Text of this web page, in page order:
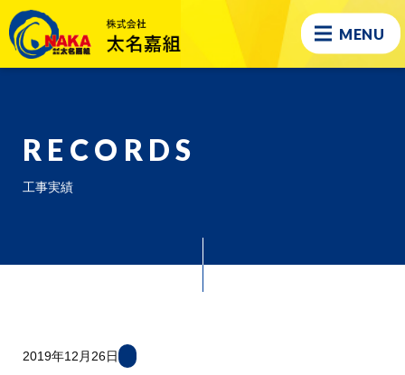
MENU
RECORDS
工事実績
2019年12月26日